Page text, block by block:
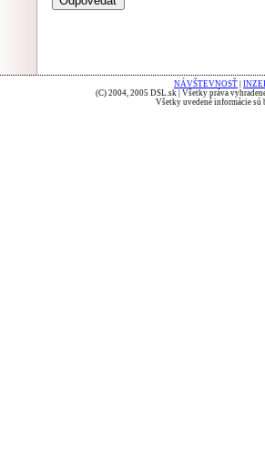
NÁVŠTEVNOSŤ
(C) 2004, 2005 DSL.sk | Všetky práva
Všetky uvedené informácie sú